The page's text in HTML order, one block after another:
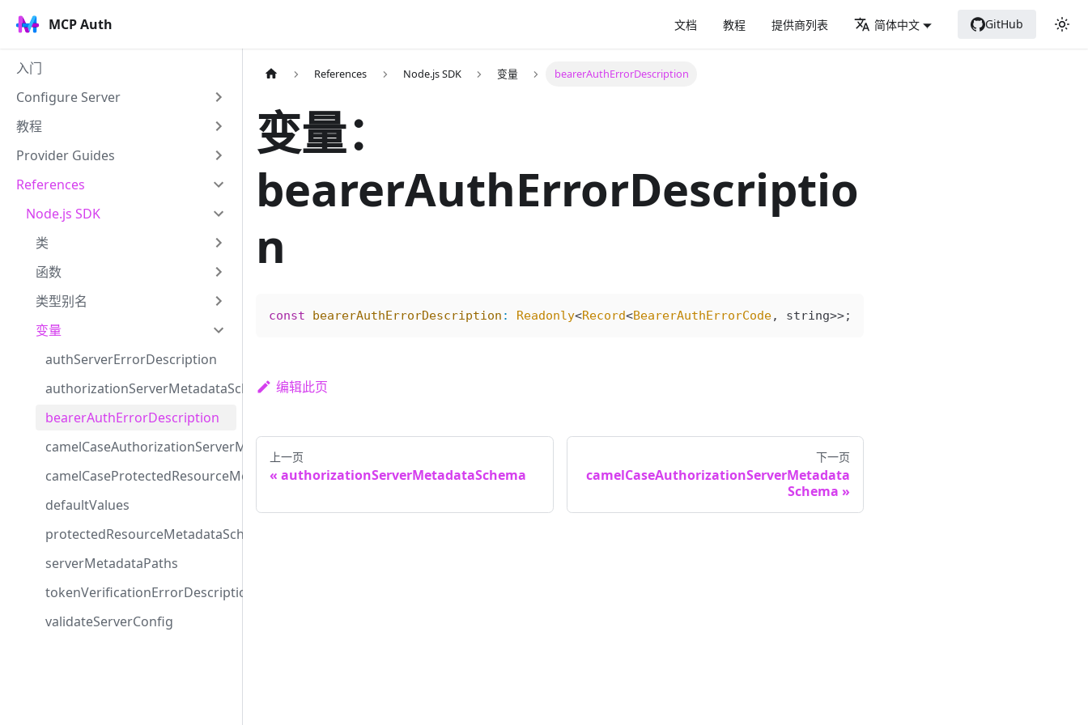
MCP Auth 文档 教程 提供商列表 简体中文 GitHub
入门
Configure Server
教程
Provider Guides
References
Node.js SDK
类
函数
类型别名
变量
authServerErrorDescription
authorizationServerMetadataSchema
bearerAuthErrorDescription
camelCaseAuthorizationServerMetadataSchema
camelCaseProtectedResourceMetadataSchema
defaultValues
protectedResourceMetadataSchema
serverMetadataPaths
tokenVerificationErrorDescription
validateServerConfig
References Node.js SDK 变量 bearerAuthErrorDescription
变量：
bearerAuthErrorDescriptio
n
const bearerAuthErrorDescription : Readonly<Record<BearerAuthErrorCode, string>>;
编辑此页
上一页
authorizationServerMetadataSchema
下一页
camelCaseAuthorizationServerMetadata
Schema